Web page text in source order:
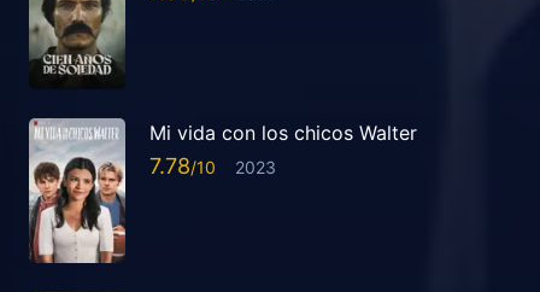
Mi vida con los chicos Walter
7.78 2023